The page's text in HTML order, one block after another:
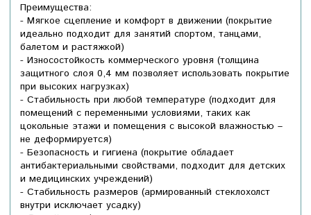
Преимущества:
- Мягкое сцепление и комфорт в движении (покрытие
идеально подходит для занятий спортом, танцами,
балетом и растяжкой)
- Износостойкость коммерческого уровня (толщина
защитного слоя 0,4 мм позволяет использовать покрытие
при высоких нагрузках)
- Стабильность при любой температуре (подходит для
помещений с переменными условиями, таких как
цокольные этажи и помещения с высокой влажностью –
не деформируется)
- Безопасность и гигиена (покрытие обладает
антибактериальными свойствами, подходит для детских
и медицинских учреждений)
- Стабильность размеров (армированный стеклохолст
внутри исключает усадку)